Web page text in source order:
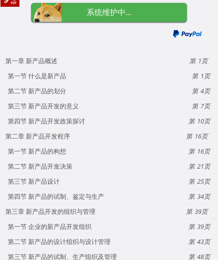
系统维护中...
第一章 新产品概述
1
第一节 什么是新产品
1
第二节 新产品的划分
4
第三节 新产品开发的意义
7
第四节 新产品开发政策探讨
10
第二章 新产品开发程序
16
第一节 新产品的构想
16
第二节 新产品开发决策
21
第三节 新产品设计
25
第四节 新产品的试制、鉴定与生产
34
第三章 新产品开发的组织与管理
39
第一节 企业的新产品开发组织
39
第二节 新产品的设计组织与设计管理
43
第三节 新产品的试制、生产组织及管理
48